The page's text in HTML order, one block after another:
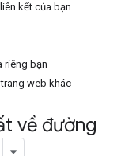
kết của bạn
riêng bạn
web khác
về đường